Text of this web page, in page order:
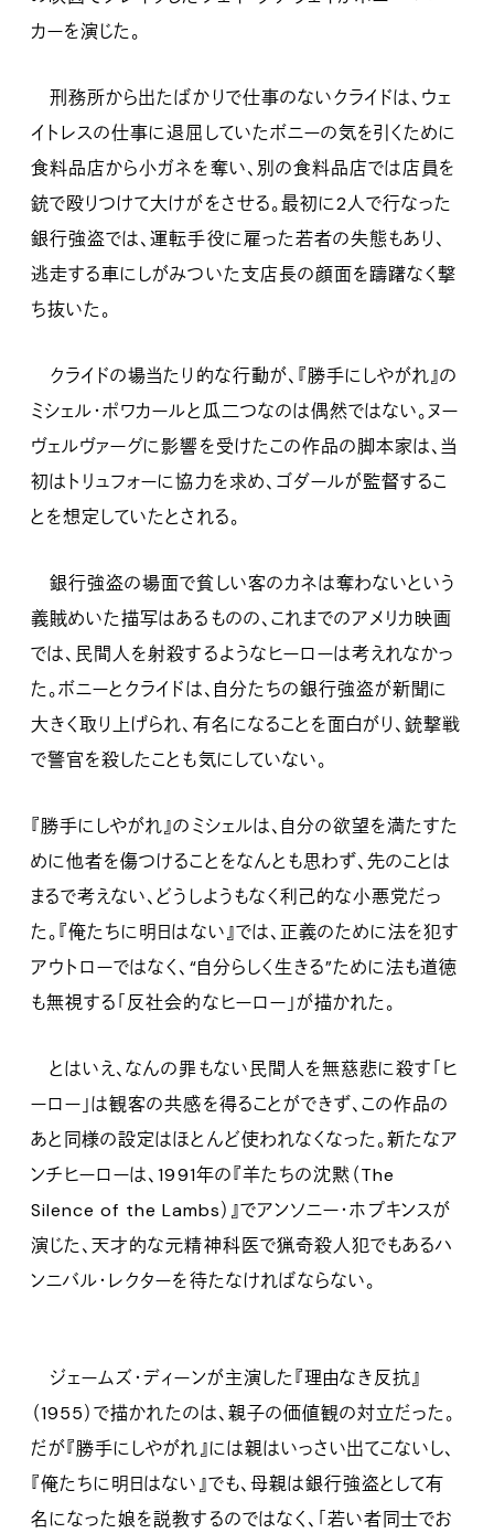
カーを演じた。
刑務所から出たばかりで仕事のないクライドは、ウェ
イトレスの仕事に退屈していたボニーの気を引くために
食料品店から小ガネを奪い、別の食料品店では店員を
銃で殴りつけて大けがをさせる。最初に2人で行なった
銀行強盗では、運転手役に雇った若者の失態もあり、
逃走する車にしがみついた支店長の顔面を躊躇なく撃
ち抜いた。
クライドの場当たり的な行動が、『勝手にしやがれ』の
ミシェル・ポワカールと瓜二つなのは偶然ではない。ヌー
ヴェルヴァーグに影響を受けたこの作品の脚本家は、当
初はトリュフォーに協力を求め、ゴダールが監督するこ
とを想定していたとされる。
銀行強盗の場面で貧しい客のカネは奪わないという
義賊めいた描写はあるものの、これまでのアメリカ映画
では、民間人を射殺するようなヒーローは考えれなかっ
た。ボニーとクライドは、自分たちの銀行強盗が新聞に
大きく取り上げられ、有名になることを面白がり、銃撃戦
で警官を殺したことも気にしていない。
『勝手にしやがれ』のミシェルは、自分の欲望を満たすた
めに他者を傷つけることをなんとも思わず、先のことは
まるで考えない、どうしようもなく利己的な小悪党だっ
た。『俺たちに明日はない』では、正義のために法を犯す
アウトローではなく、“自分らしく生きる”ために法も道徳
も無視する「反社会的なヒーロー」が描かれた。
とはいえ、なんの罪もない民間人を無慈悲に殺す「ヒ
ーロー」は観客の共感を得ることができず、この作品の
あと同様の設定はほとんど使われなくなった。新たなア
ンチヒーローは、1991年の『羊たちの沈黙（The
Silence of the Lambs）』でアンソニー・ホプキンスが
演じた、天才的な元精神科医で猟奇殺人犯でもあるハ
ンニバル・レクターを待たなければならない。
ジェームズ・ディーンが主演した『理由なき反抗』
（1955）で描かれたのは、親子の価値観の対立だった。
だが『勝手にしやがれ』には親はいっさい出てこないし、
『俺たちに明日はない』でも、母親は銀行強盗として有
名になった娘を説教するのではなく、「若い者同士でお